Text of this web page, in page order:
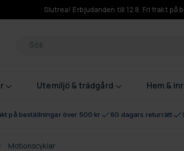
Slutrea! Erbjudanden till 12.8. Fri frakt på
Produkter
Utemiljö & trädgård Hem &
på beställningar över 500 kr 60 dagars returrätt
Motionscyklar